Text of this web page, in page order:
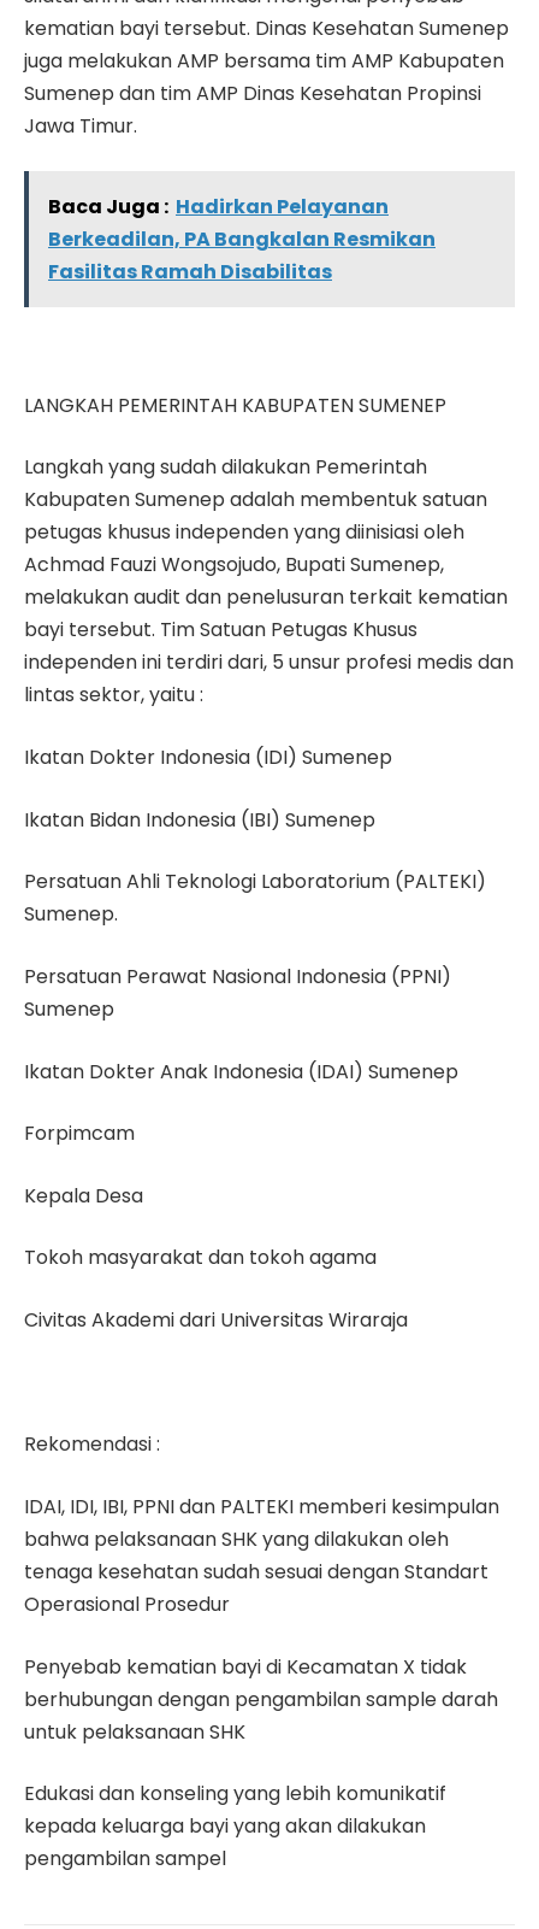
kematian bayi tersebut. Dinas Kesehatan Sumenep
juga melakukan AMP bersama tim AMP Kabupaten
Sumenep dan tim AMP Dinas Kesehatan Propinsi
Jawa Timur.
Baca Juga : Hadirkan Pelayanan
Berkeadilan, PA Bangkalan Resmikan
Fasilitas Ramah Disabilitas
LANGKAH PEMERINTAH KABUPATEN SUMENEP
Langkah yang sudah dilakukan Pemerintah
Kabupaten Sumenep adalah membentuk satuan
petugas khusus independen yang diinisiasi oleh
Achmad Fauzi Wongsojudo, Bupati Sumenep,
melakukan audit dan penelusuran terkait kematian
bayi tersebut. Tim Satuan Petugas Khusus
independen ini terdiri dari, 5 unsur profesi medis dan
lintas sektor, yaitu :
Ikatan Dokter Indonesia (IDI) Sumenep
Ikatan Bidan Indonesia (IBI) Sumenep
Persatuan Ahli Teknologi Laboratorium (PALTEKI)
Sumenep.
Persatuan Perawat Nasional Indonesia (PPNI)
Sumenep
Ikatan Dokter Anak Indonesia (IDAI) Sumenep
Forpimcam
Kepala Desa
Tokoh masyarakat dan tokoh agama
Civitas Akademi dari Universitas Wiraraja
Rekomendasi :
IDAI, IDI, IBI, PPNI dan PALTEKI memberi kesimpulan
bahwa pelaksanaan SHK yang dilakukan oleh
tenaga kesehatan sudah sesuai dengan Standart
Operasional Prosedur
Penyebab kematian bayi di Kecamatan X tidak
berhubungan dengan pengambilan sample darah
untuk pelaksanaan SHK
Edukasi dan konseling yang lebih komunikatif
kepada keluarga bayi yang akan dilakukan
pengambilan sampel